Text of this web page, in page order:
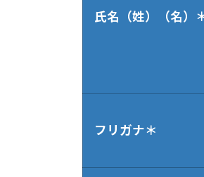
氏名（姓）（名）
フリガナ＊